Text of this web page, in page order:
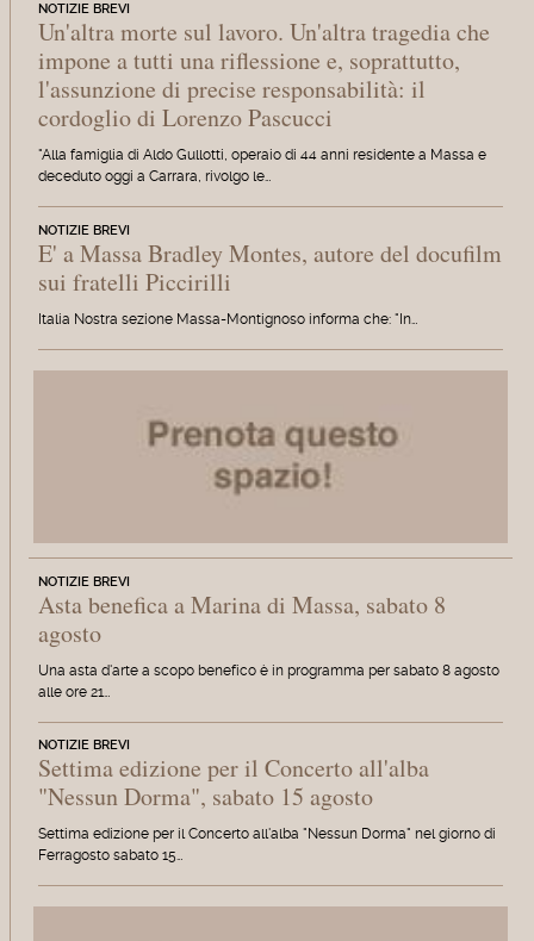
NOTIZIE BREVI
Un'altra morte sul lavoro. Un'altra tragedia che
impone a tutti una riflessione e, soprattutto,
l'assunzione di precise responsabilità: il
cordoglio di Lorenzo Pascucci
"Alla famiglia di Aldo Gullotti, operaio di 44 anni residente a Massa e
deceduto oggi a Carrara, rivolgo le…
NOTIZIE BREVI
E' a Massa Bradley Montes, autore del docufilm
sui fratelli Piccirilli
Italia Nostra sezione Massa-Montignoso informa che: "In…
NOTIZIE BREVI
Asta benefica a Marina di Massa, sabato 8
agosto
Una asta d'arte a scopo benefico è in programma per sabato 8 agosto
alle ore 21…
NOTIZIE BREVI
Settima edizione per il Concerto all'alba
"Nessun Dorma", sabato 15 agosto
Settima edizione per il Concerto all'alba "Nessun Dorma" nel giorno di
Ferragosto sabato 15…